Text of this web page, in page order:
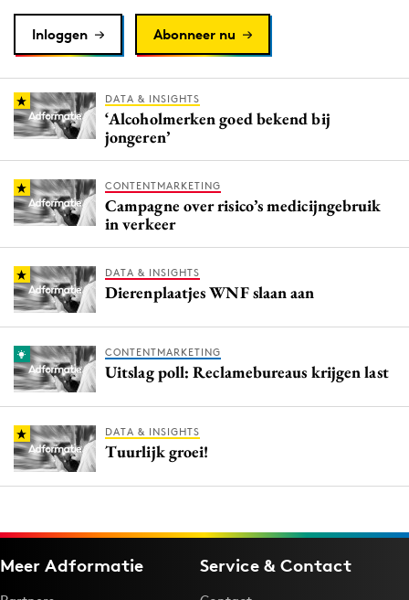
Purpose Marketing
Reputatie & crisis
Inloggen Abonneer nu
DATA & INSIGHTS
‘Alcoholmerken goed bekend bij
jongeren’
CONTENTMARKETING
Campagne over risico’s medicijngebruik
in verkeer
DATA & INSIGHTS
Dierenplaatjes WNF slaan aan
CONTENTMARKETING
Uitslag poll: Reclamebureaus krijgen last
DATA & INSIGHTS
Tuurlijk groei!
Meer Adformatie Service & Contact